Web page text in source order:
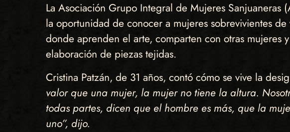
La Asociación Grupo Integral de Mujeres
la oportunidad de conocer a mujeres sobrevivientes
donde aprenden el arte, comparten con otras
elaboración de piezas tejidas.
Cristina Patzán, de 31 años, contó cómo se vive la
valor que una mujer, la mujer no tiene la altura.
todas partes, dicen que el hombre es más, que la
uno”, dijo.